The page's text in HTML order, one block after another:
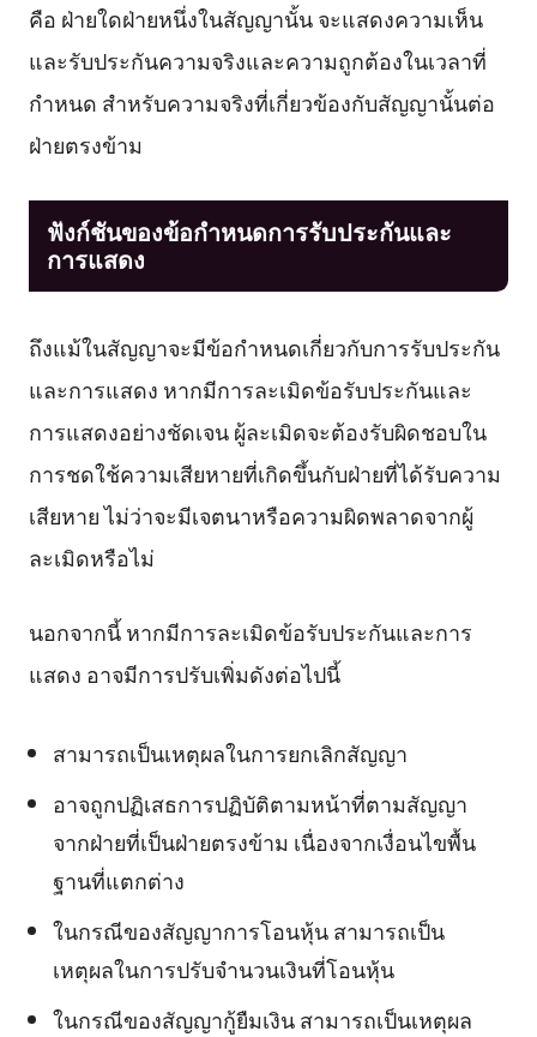
คือ ฝ่ายใดฝ่ายหนึ่งในสัญญานั้น จะแสดงความเห็น
และรับประกันความจริงและความถูกต้องในเวลาที่
กำหนด สำหรับความจริงที่เกี่ยวข้องกับสัญญานั้นต่อ
ฝ่ายตรงข้าม
ฟังก์ชันของข้อกำหนดการรับประกันและ
การแสดง
ถึงแม้ในสัญญาจะมีข้อกำหนดเกี่ยวกับการรับประกัน
และการแสดง หากมีการละเมิดข้อรับประกันและ
การแสดงอย่างชัดเจน ผู้ละเมิดจะต้องรับผิดชอบใน
การชดใช้ความเสียหายที่เกิดขึ้นกับฝ่ายที่ได้รับความ
เสียหาย ไม่ว่าจะมีเจตนาหรือความผิดพลาดจากผู้
ละเมิดหรือไม่
นอกจากนี้ หากมีการละเมิดข้อรับประกันและการ
แสดง อาจมีการปรับเพิ่มดังต่อไปนี้
สามารถเป็นเหตุผลในการยกเลิกสัญญา
อาจถูกปฏิเสธการปฏิบัติตามหน้าที่ตามสัญญา
จากฝ่ายที่เป็นฝ่ายตรงข้าม เนื่องจากเงื่อนไขพื้น
ฐานที่แตกต่าง
ในกรณีของสัญญาการโอนหุ้น สามารถเป็น
เหตุผลในการปรับจำนวนเงินที่โอนหุ้น
ในกรณีของสัญญากู้ยืมเงิน สามารถเป็นเหตุผล